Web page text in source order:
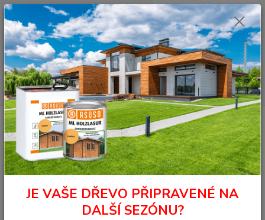
Menu
Hledat
+420 377 441 961 0ks
za 0,00 Kč
Úvod OSMO - přírodní oleje Na dřevo uvnitř
Nábytek, stěna, strop
Dekorační vosk - Transparentní
3103 Dekorační vosk transparentní DUB
světlý 0,005 l
3103 Dekorační vosk
transparentní DUB světlý 0,005 l
JE VAŠE DŘEVO PŘIPRAVENÉ NA
DALŠÍ SEZÓNU?